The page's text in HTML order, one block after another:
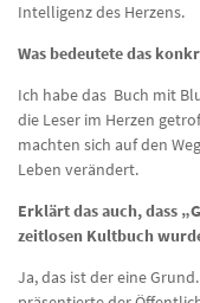
Intelligenz des Herzens.
Was bedeutete das
Ich habe das Buch mit
die Leser im Herzen
machten sich auf den
Leben verändert.
Erklärt das auch, dass
zeitlosen Kultbuch
Ja, das ist der eine